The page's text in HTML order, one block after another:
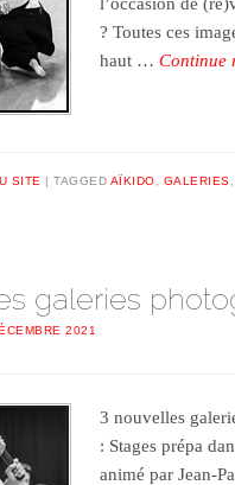
? Toutes ces
haut …Continue
SITE TAGGED AÏKIDO, GALERIES,
galeries
2021
3 nouvelles
: Stages prépa
animé par Jean-